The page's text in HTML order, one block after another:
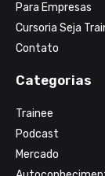
Para Empresas
Cursoria Seja
Contato
Categorias
Trainee
Podcast
Mercado